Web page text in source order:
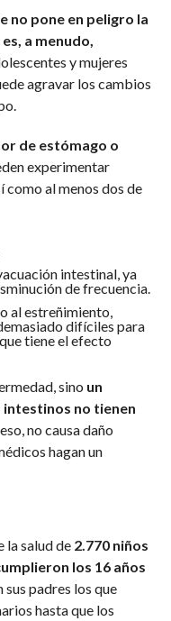
no pone en peligro la
a menudo,
y mujeres
agravar los cambios
de estómago o
experimentar
como al menos dos de
intestinal, ya
de frecuencia.
al estreñimiento,
difíciles para
tiene el efecto
sino un
no tienen
eso, no causa daño
hagan un
la salud de2.770 niños
los 16 años
sus padres los que
hasta que los